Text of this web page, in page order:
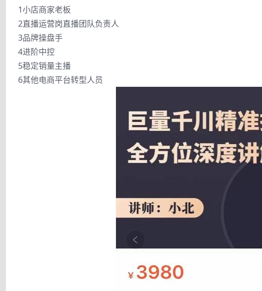
1小店商家老板
2直播运营岗直播团队负责人
3品牌操盘手
4进阶中控
5稳定销量主播
6其他电商平台转型人员